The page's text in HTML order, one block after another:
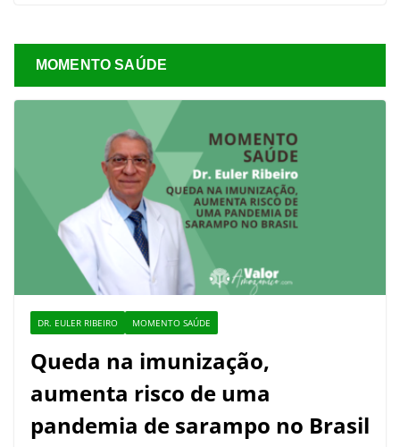
MOMENTO SAÚDE
DR. EULER RIBEIRO MOMENTO SAÚDE
Queda na imunização,
aumenta risco de uma
pandemia de sarampo no Brasil